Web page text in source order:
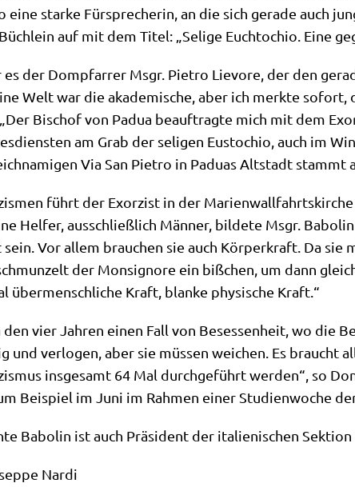
eine star­ke Für­spre­che­rin, an die sich gera­de auch
auf mit dem Titel: „Seli­ge Euchtochio. Eine
es der Dom­pfar­rer Msgr. Pie­tro Lie­vore, der den
Welt war die aka­de­mi­sche, aber ich merk­te
Bischof von Padua beauf­trag­te mich mit dem
am Grab der seli­gen Eustochio, auch im
Via San Pie­tro in Padu­as Alt­stadt stammt
führt der Exor­zist in der
Hel­fer, aus­schließ­lich Män­ner, bil­de­te Msgr.
Vor allem brau­chen sie auch Kör­per­kraft. Da
der Mon­si­gno­re ein biß­chen, um dann
über­mensch­li­che Kraft, blan­ke phy­si­sche Kraft.“
den vier Jah­ren einen Fall von Beses­sen­heit, wo die
und ver­lo­gen, aber sie müs­sen wei­chen. Es
ins­ge­samt 64 Mal durch­ge­führt wer­den“, so
Bei­spiel im Juni im Rah­men einer Stu­di­en­wo­che
Babol­in ist auch Prä­si­dent der ita­lie­ni­schen
Nardi